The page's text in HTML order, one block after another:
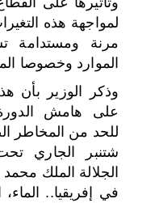
لمواجهة هذه
مرنة ومستدامة
الموارد وخصوصا
وذكر الوزير بأن
على هامش الدورة
شتنبر الجاري
الجلالة الملك
في إفريقيا.. الماء،